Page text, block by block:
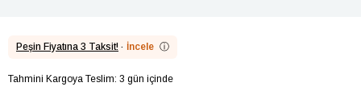
Peşin Fiyatına 3 Taksit! · İncele ⓘ
Tahmini Kargoya Teslim: 3 gün içinde